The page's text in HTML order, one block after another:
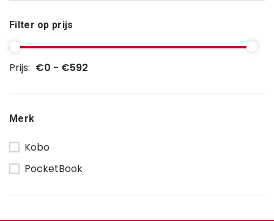
Filter op prijs
Prijs: €0 - €592
Merk
Kobo
PocketBook